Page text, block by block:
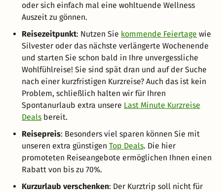
oder sich einfach mal eine wohltuende Wellness
Auszeit zu gönnen.
Reisezeitpunkt: Nutzen Sie kommende Feiertage wie
Silvester oder das nächste verlängerte Wochenende
und starten Sie schon bald in Ihre unvergessliche
Wohlfühlreise! Sie sind spät dran und auf der Suche
nach einer kurzfristigen Kurzreise? Auch das ist kein
Problem, schließlich halten wir für Ihren
Spontanurlaub extra unsere Last Minute Kurzreise
Deals bereit.
Reisepreis: Besonders viel sparen können Sie mit
unseren extra günstigen Top Deals. Die hier
promoteten Reiseangebote ermöglichen Ihnen einen
Rabatt von bis zu 70%.
Kurzurlaub verschenken: Der Kurztrip soll nicht für